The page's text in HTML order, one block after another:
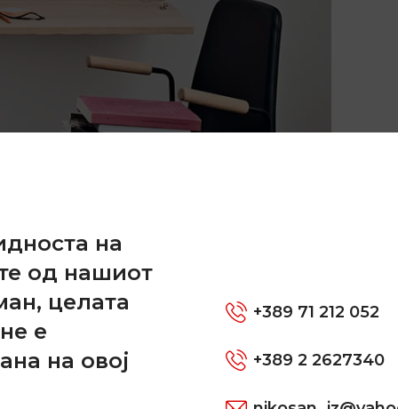
на
од нашиот
целата
е
на овој
+389 71 212 052
+389 2 2627340